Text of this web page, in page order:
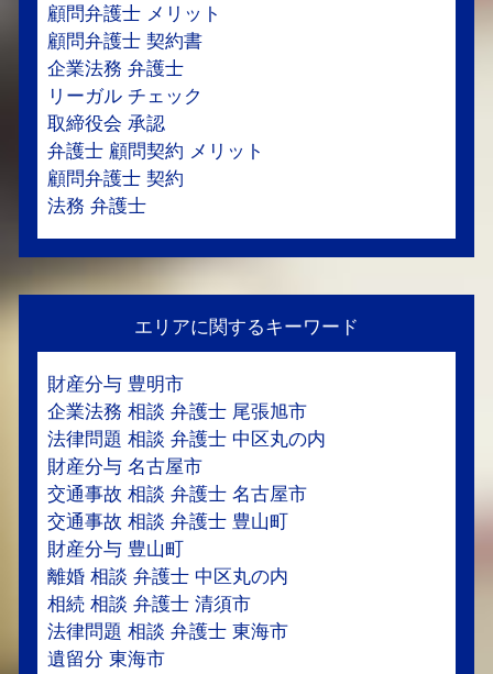
顧問弁護士 メリット
顧問弁護士 契約書
企業法務 弁護士
リーガル チェック
取締役会 承認
弁護士 顧問契約 メリット
顧問弁護士 契約
法務 弁護士
エリアに関するキーワード
財産分与 豊明市
企業法務 相談 弁護士 尾張旭市
法律問題 相談 弁護士 中区丸の内
財産分与 名古屋市
交通事故 相談 弁護士 名古屋市
交通事故 相談 弁護士 豊山町
財産分与 豊山町
離婚 相談 弁護士 中区丸の内
相続 相談 弁護士 清須市
法律問題 相談 弁護士 東海市
遺留分 東海市